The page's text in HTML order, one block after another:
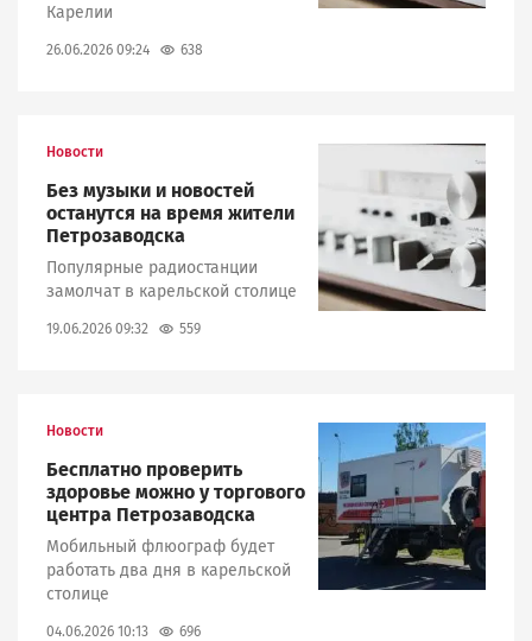
Карелии
26.06.2026 09:24 638
Новости
Без музыки и новостей
останутся на время жители
Петрозаводска
Популярные радиостанции
замолчат в карельской столице
19.06.2026 09:32 559
Новости
Бесплатно проверить
здоровье можно у торгового
центра Петрозаводска
Мобильный флюограф будет
работать два дня в карельской
столице
04.06.2026 10:13 696
Image